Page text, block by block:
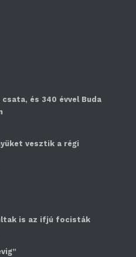
és 340 évvel Buda
vesztik a régi
is az ifjú focisták